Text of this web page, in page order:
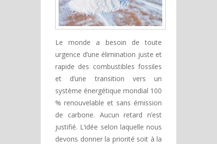
Le monde a besoin de toute
urgence d’une élimination juste et
rapide des combustibles fossiles
et d’une transition vers un
système énergétique mondial 100
% renouvelable et sans émission
de carbone. Aucun retard n’est
justifié. L’idée selon laquelle nous
devons donner la priorité soit à la